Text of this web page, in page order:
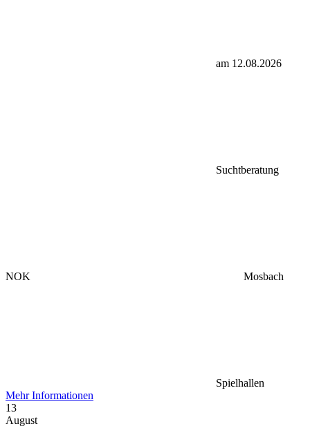
am 12.08.2026
Suchtberatung
NOK Mosbach
Spielhallen
Mehr Informationen
13
August